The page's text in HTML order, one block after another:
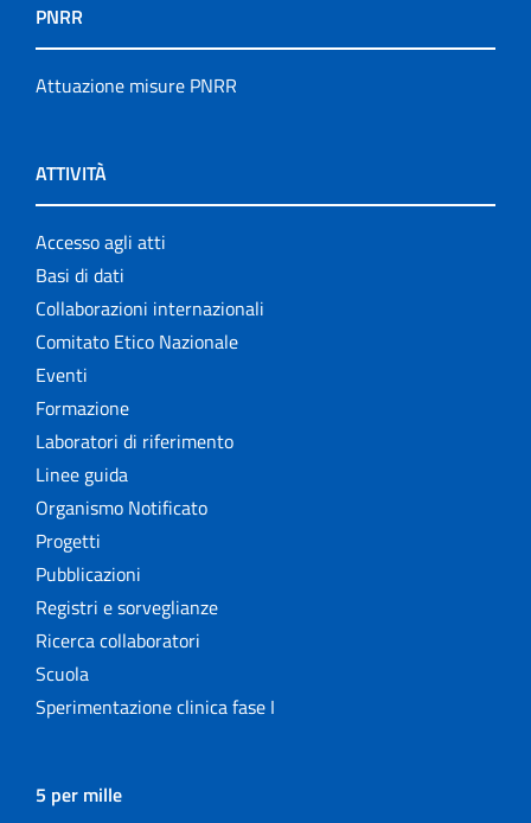
PNRR
Attuazione misure PNRR
ATTIVITÀ
Accesso agli atti
Basi di dati
Collaborazioni internazionali
Comitato Etico Nazionale
Eventi
Formazione
Laboratori di riferimento
Linee guida
Organismo Notificato
Progetti
Pubblicazioni
Registri e sorveglianze
Ricerca collaboratori
Scuola
Sperimentazione clinica fase I
5 per mille